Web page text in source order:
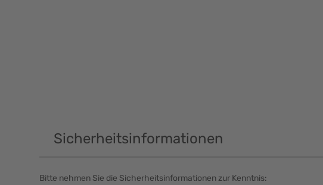
Sicherheitsinformationen
Bitte nehmen Sie die Sicherheitsinformationen zur Kenntnis: